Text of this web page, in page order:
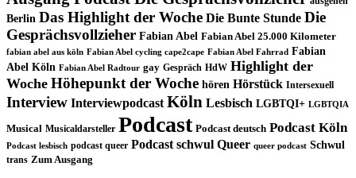
Berlin Das Highlight der Woche Die Bunte Stunde Die
Gesprächsvollzieher Fabian Abel Fabian Abel 25.000 Kilometer
fabian abel aus köln Fabian Abel cycling cape2cape Fabian Abel Fahrrad Fabian
Abel Köln Fabian Abel Radtour gay Gespräch HdW Highlight der
Woche Höhepunkt der Woche hören Hörstück Intersexuell
Interview Interviewpodcast Köln Lesbisch LGBTQI+ LGBTQIA
Musical Musicaldarsteller Podcast Podcast deutsch Podcast Köln
Podcast lesbisch podcast queer Podcast schwul Queer queer podcast Schwul
trans Zum Ausgang